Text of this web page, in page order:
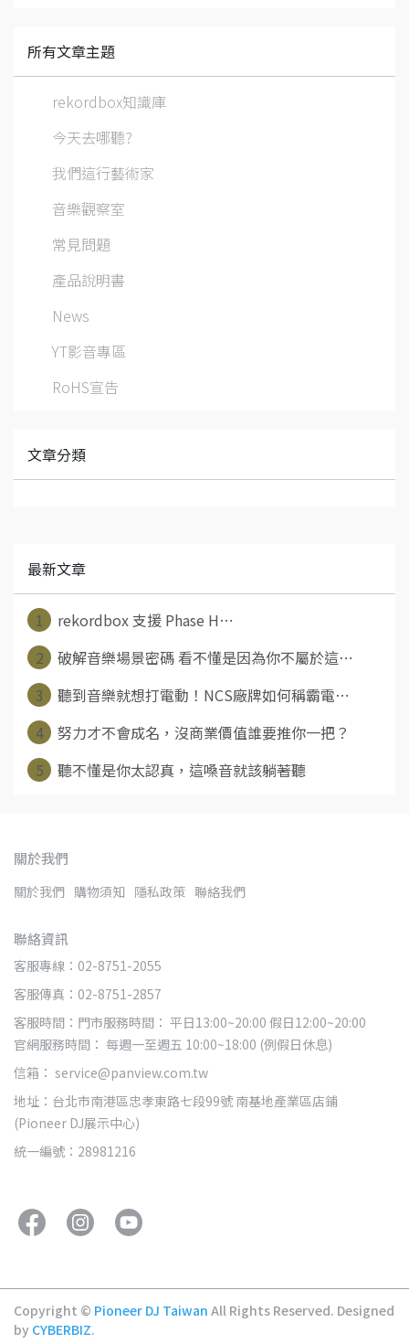
所有文章主題
rekordbox知識庫
今天去哪聽?
我們這行藝術家
音樂觀察室
常見問題
產品說明書
News
YT影音專區
RoHS宣告
文章分類
最新文章
1
rekordbox 支援 Phase H⋯
2
破解音樂場景密碼 看不懂是因為你不屬於這⋯
3
聽到音樂就想打電動！NCS廠牌如何稱霸電⋯
4
努力才不會成名，沒商業價值誰要推你一把？
5
聽不懂是你太認真，這嗓音就該躺著聽
關於我們
關於我們 購物須知 隱私政策 聯絡我們
聯絡資訊
客服專線：02-8751-2055
客服傳真：02-8751-2857
客服時間：門市服務時間： 平日13:00~20:00 假日12:00~20:00
官網服務時間： 每週一至週五 10:00~18:00 (例假日休息)
信箱： service@panview.com.tw
地址：台北市南港區忠孝東路七段99號 南基地產業區店鋪
(Pioneer DJ展示中心)
統一編號：28981216
Copyright © Pioneer DJ Taiwan All Rights Reserved. Designed
by CYBERBIZ.